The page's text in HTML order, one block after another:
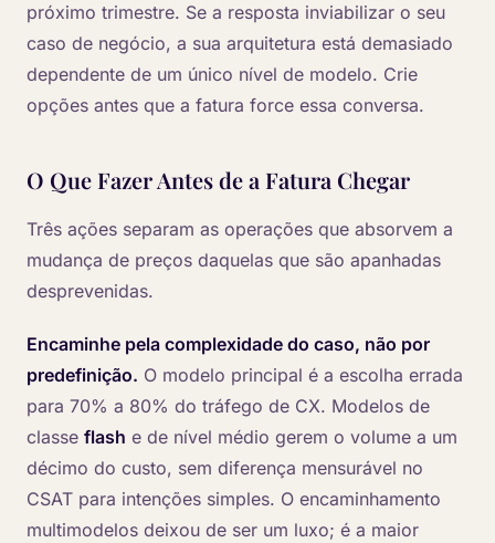
próximo trimestre. Se a resposta inviabilizar o seu
caso de negócio, a sua arquitetura está demasiado
dependente de um único nível de modelo. Crie
opções antes que a fatura force essa conversa.
O Que Fazer Antes de a Fatura Chegar
Três ações separam as operações que absorvem a
mudança de preços daquelas que são apanhadas
desprevenidas.
Encaminhe pela complexidade do caso, não por
predefinição. O modelo principal é a escolha errada
para 70% a 80% do tráfego de CX. Modelos de
classe flash e de nível médio gerem o volume a um
décimo do custo, sem diferença mensurável no
CSAT para intenções simples. O encaminhamento
multimodelos deixou de ser um luxo; é a maior